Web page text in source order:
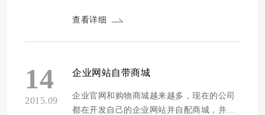
交功能，而PC端则没有。 非常感谢华文-国
页效果图如下： 1.阅生活：书&middot;集
&middot;投稿...
查看详细
14
2015.09
企业网站自带商城
企业官网和购物商城越来越多，现在的公司
都在开发自己的企业网站并自配商城，并和